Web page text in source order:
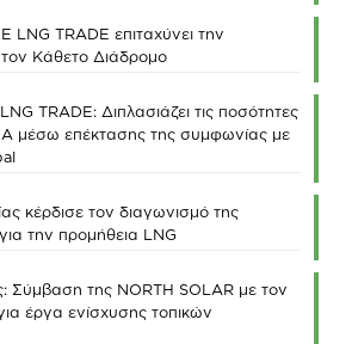
LNG TRADE επιταχύνει την
Κάθετο Διάδρομο
TRADE: Διπλασιάζει τις ποσότητες
μέσω επέκτασης της συμφωνίας με
κέρδισε τον διαγωνισμό της
την προμήθεια LNG
Σύμβαση της NORTH SOLAR με τον
έργα ενίσχυσης τοπικών